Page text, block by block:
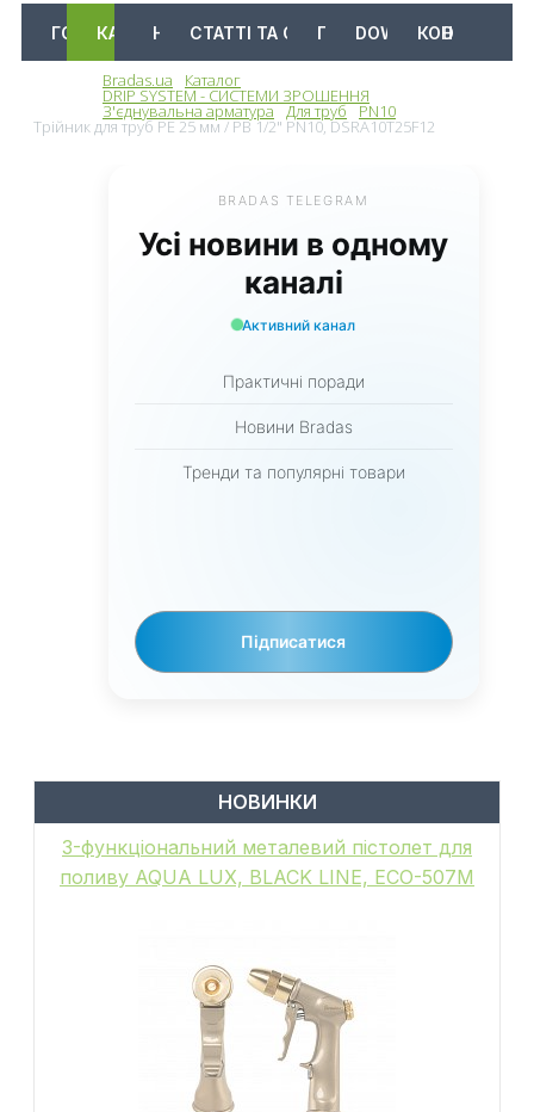
ГОЛОВНАКАТАЛОГАКЦІЇ
НОВИНИСТАТТІ ТА ОГЛЯДИПРО НАСDOWNLOADКОНТАКТИ
Bradas.ua Каталог
DRIP SYSTEM - СИСТЕМИ ЗРОШЕННЯ
З'єднувальна арматура Для труб PN10
Трійник для труб PE 25 мм / РВ 1/2" PN10, DSRA10T25F12
BRADAS TELEGRAM
Усі новини в одному
каналі
Активний канал
Практичні поради
Новини Bradas
Тренди та популярні товари
Підписатися
НОВИНКИ
6-функціональний пістолет для поливу,
металевий, WHITE LINE, GALAXY, WL-